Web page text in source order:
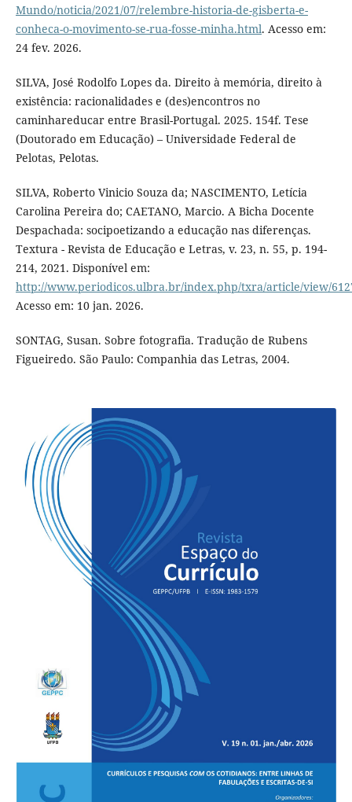
Mundo/noticia/2021/07/relembre-historia-de-gisberta-e-
conheca-o-movimento-se-rua-fosse-minha.html. Acesso em:
24 fev. 2026.
SILVA, José Rodolfo Lopes da. Direito à memória, direito à
existência: racionalidades e (des)encontros no
caminhareducar entre Brasil-Portugal. 2025. 154f. Tese
(Doutorado em Educação) – Universidade Federal de
Pelotas, Pelotas.
SILVA, Roberto Vinicio Souza da; NASCIMENTO, Letícia
Carolina Pereira do; CAETANO, Marcio. A Bicha Docente
Despachada: socipoetizando a educação nas diferenças.
Textura - Revista de Educação e Letras, v. 23, n. 55, p. 194-
214, 2021. Disponível em:
http://www.periodicos.ulbra.br/index.php/txra/article/view/
Acesso em: 10 jan. 2026.
SONTAG, Susan. Sobre fotografia. Tradução de Rubens
Figueiredo. São Paulo: Companhia das Letras, 2004.